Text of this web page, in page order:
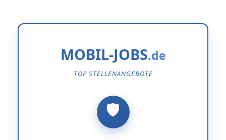
MOBIL-JOBS
TOP STELLENANGEBOTE